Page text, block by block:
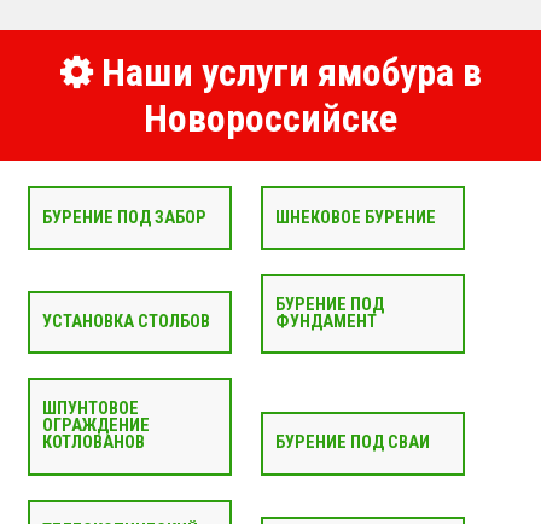
Наши услуги ямобура в
Новороссийске
БУРЕНИЕ ПОД ЗАБОР ШНЕКОВОЕ БУРЕНИЕ
УСТАНОВКА СТОЛБОВ
БУРЕНИЕ ПОД
ФУНДАМЕНТ
ШПУНТОВОЕ
ОГРАЖДЕНИЕ
КОТЛОВАНОВ
БУРЕНИЕ ПОД СВАИ